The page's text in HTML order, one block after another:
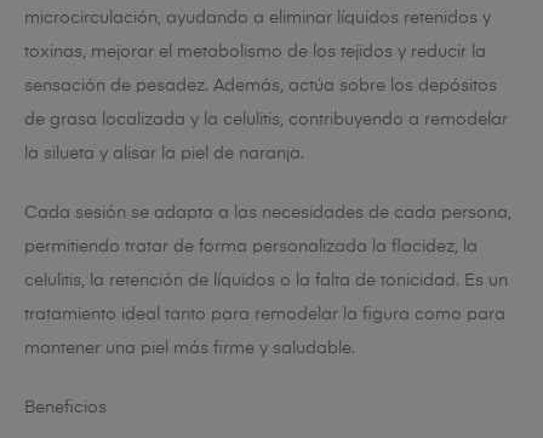
microcirculación, ayudando a eliminar líquidos retenidos y
toxinas, mejorar el metabolismo de los tejidos y reducir la
sensación de pesadez. Además, actúa sobre los depósitos
de grasa localizada y la celulitis, contribuyendo a remodelar
la silueta y alisar la piel de naranja.
Cada sesión se adapta a las necesidades de cada persona,
permitiendo tratar de forma personalizada la flacidez, la
celulitis, la retención de líquidos o la falta de tonicidad. Es un
tratamiento ideal tanto para remodelar la figura como para
mantener una piel más firme y saludable.
Beneficios